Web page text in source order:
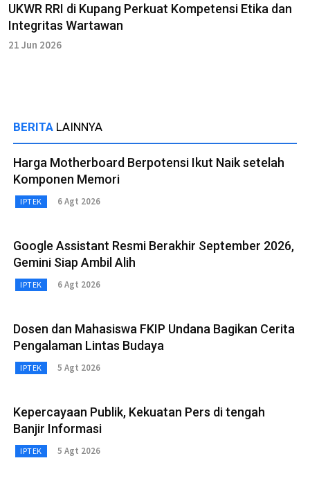
UKWR RRI di Kupang Perkuat Kompetensi Etika dan
Integritas Wartawan
21 Jun 2026
BERITA LAINNYA
Harga Motherboard Berpotensi Ikut Naik setelah
Komponen Memori
IPTEK 6 Agt 2026
Google Assistant Resmi Berakhir September 2026,
Gemini Siap Ambil Alih
IPTEK 6 Agt 2026
Dosen dan Mahasiswa FKIP Undana Bagikan Cerita
Pengalaman Lintas Budaya
IPTEK 5 Agt 2026
Kepercayaan Publik, Kekuatan Pers di tengah
Banjir Informasi
IPTEK 5 Agt 2026